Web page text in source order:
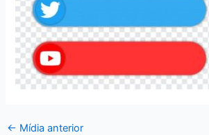
← Mídia anterior